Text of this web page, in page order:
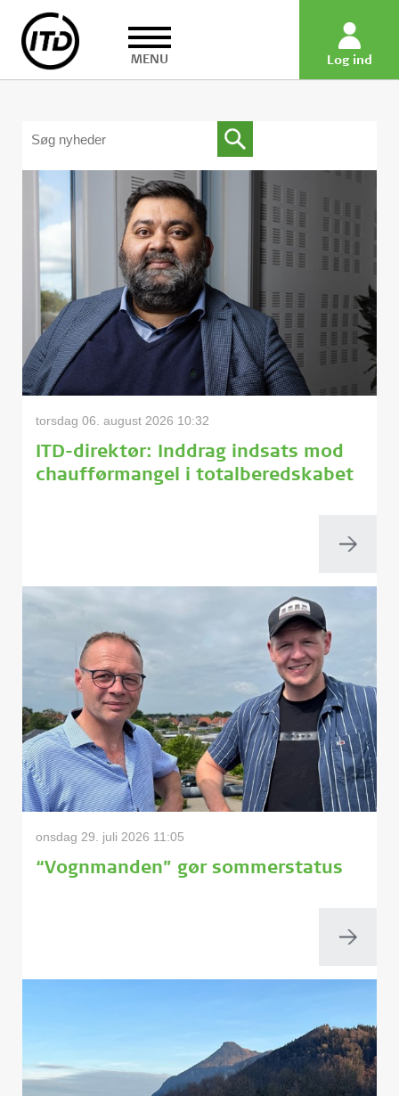
MENU Log ind
torsdag 06. august 2026 10:32
ITD-direktør: Inddrag indsats mod
chaufførmangel i totalberedskabet
onsdag 29. juli 2026 11:05
“Vognmanden” gør sommerstatus